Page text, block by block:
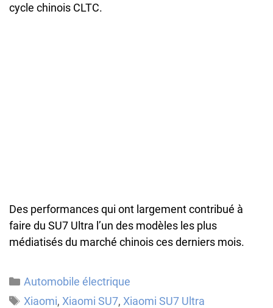
cycle chinois CLTC.
Des performances qui ont largement contribué à
faire du SU7 Ultra l’un des modèles les plus
médiatisés du marché chinois ces derniers mois.
Catégories
Automobile électrique
Étiquettes
Xiaomi, Xiaomi SU7, Xiaomi SU7 Ultra